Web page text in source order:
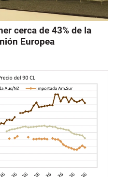
cerca de 43% de la
Europea